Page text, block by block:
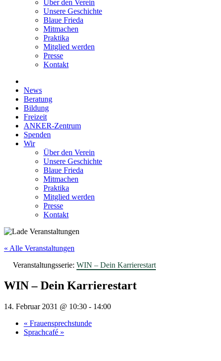
Über den Verein
Unsere Geschichte
Blaue Frieda
Mitmachen
Praktika
Mitglied werden
Presse
Kontakt
News
Beratung
Bildung
Freizeit
ANKER-Zentrum
Spenden
Wir
Über den Verein
Unsere Geschichte
Blaue Frieda
Mitmachen
Praktika
Mitglied werden
Presse
Kontakt
« Alle Veranstaltungen
Veranstaltungsserie: WIN – Dein Karrierestart
WIN – Dein Karrierestart
14. Februar 2031 @ 10:30 - 14:00
« Frauensprechstunde
Sprachcafé »